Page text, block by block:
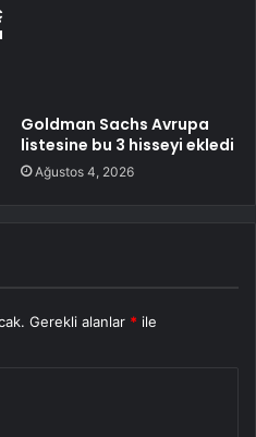
Goldman Sachs Avrupa
listesine bu 3 hisseyi ekledi
Ağustos 4, 2026
Gerekli alanlar * ile